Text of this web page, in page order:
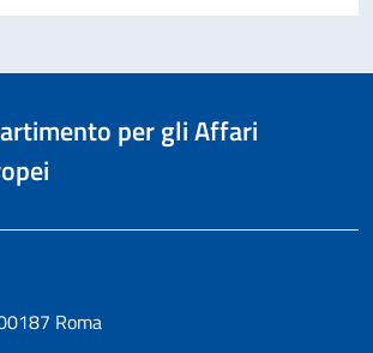
per gli Affari
Roma